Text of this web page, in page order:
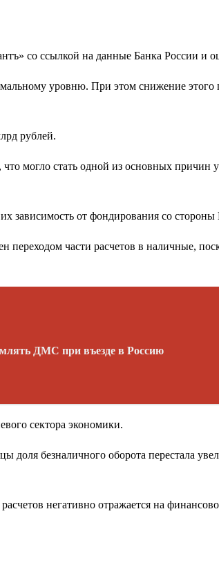
со ссылкой на данные Банка России и
уровню. При этом снижение этого
рублей.
могло стать одной из основных причин
зависимость от фондирования со стороны
переходом части расчетов в наличные,
ДМС при въезде в Россию
сектора экономики.
безналичного оборота перестала
негативно отражается на